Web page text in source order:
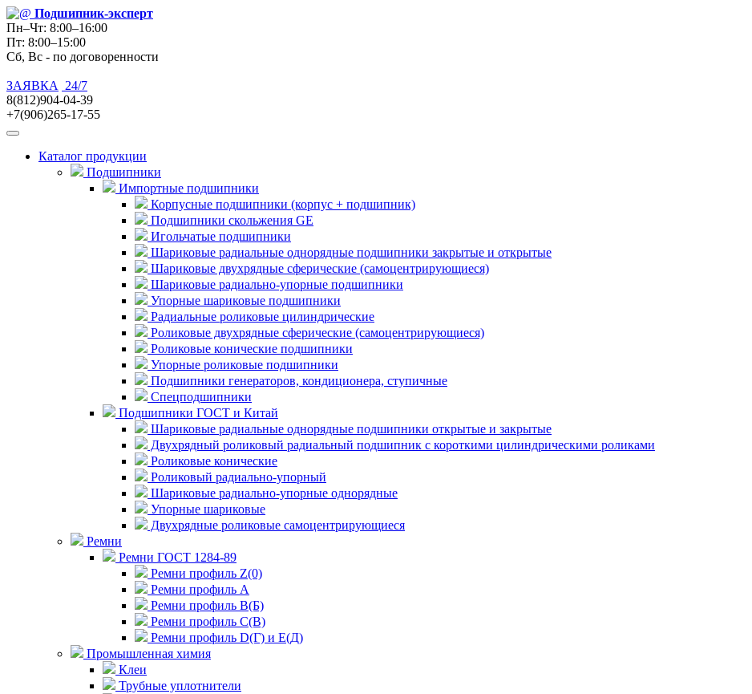
Подшипник-эксперт
Пн–Чт: 8:00–16:00
Пт: 8:00–15:00
Сб, Вс - по договоренности
ЗАЯВКА
24/7
8(812)904-04-39
+7(906)265-17-55
Каталог продукции
Подшипники
Импортные подшипники
Корпусные подшипники (корпус + подшипник)
Подшипники скольжения GE
Игольчатые подшипники
Шариковые радиальные однорядные подшипники закрытые и открытые
Шариковые двухрядные сферические (самоцентрирующиеся)
Шариковые радиально-упорные подшипники
Упорные шариковые подшипники
Радиальные роликовые цилиндрические
Роликовые двухрядные сферические (самоцентрирующиеся)
Роликовые конические подшипники
Упорные роликовые подшипники
Подшипники генераторов, кондиционера, ступичные
Спецподшипники
Подшипники ГОСТ и Китай
Шариковые радиальные однорядные подшипники открытые и закрытые
Двухрядный роликовый радиальный подшипник с короткими цилиндрическими роликами
Роликовые конические
Роликовый радиально-упорный
Шариковые радиально-упорные однорядные
Упорные шариковые
Двухрядные роликовые самоцентрирующиеся
Ремни
Ремни ГОСТ 1284-89
Ремни профиль Z(0)
Ремни профиль А
Ремни профиль В(Б)
Ремни профиль С(В)
Ремни профиль D(Г) и E(Д)
Промышленная химия
Клеи
Трубные уплотнители